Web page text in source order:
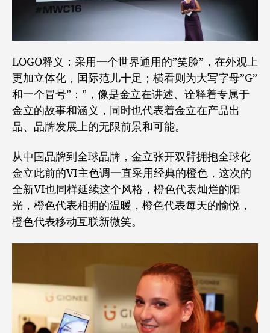
LOGO释义：采用一个世界通用的”笑脸”，在外观上
更加立体化，国际范儿十足；横看则为大写字母”G”
和一个冒号”：”，像是金立在讲述、诠释着专属于
金立的故事和涵义，同时也代表着金立在产品出
品、品牌发展上的无限前景和可能。
从中国品牌到全球品牌，金立张开双臂拥抱全球化
金立此前的VI主色调一直采用经典的橙色，这次的
全新VI也同样延续这个风格，橙色代表灿烂的阳
光，橙色代表相拥的温暖，橙色代表每天的愉悦，
橙色代表移动互联新微笑。